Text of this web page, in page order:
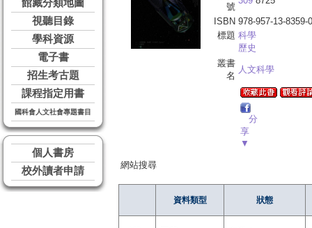
館藏分類地圖
視聽目錄
學科資源
電子書
招生考古題
課程指定用書
國科會人文社會專題書目
個人書房
校外讀者申請
號
ISBN 978-957-13-8359-0
標題 科學
歷史
叢書
名
人文科學
分
享
▼
網站搜尋
資料類型 狀態